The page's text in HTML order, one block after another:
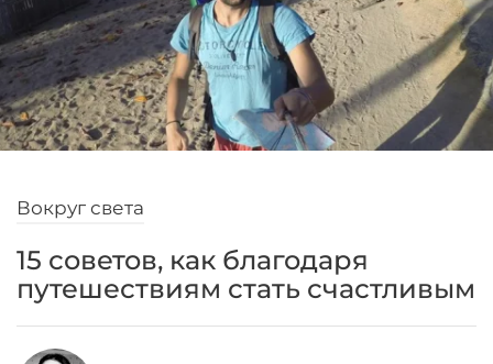
Вокруг света
15 советов, как благодаря
путешествиям стать счастливым